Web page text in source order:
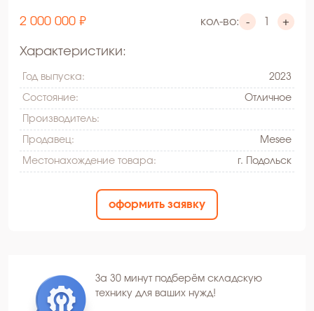
2 000 000 ₽ кол-во: - +
Характеристики:
Год выпуска: 2023
Состояние: Oтличное
Производитель:
Продавец: Mesee
Местонахождение товара: г. Подольск
оформить заявку
За 30 минут подберём складскую
технику для ваших нужд!